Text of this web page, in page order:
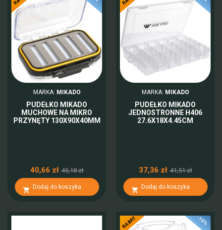
MARKA: MIKADO
PUDEŁKO MIKADO
MUCHOWE NA MIKRO
PRZYNĘTY 130X90X40MM
40,66 zł 45,18 zł
 Dodaj do koszyka
MARKA: MIKADO
PUDEŁKO MIKADO
JEDNOSTRONNE H406
27.6X18X4.45CM
37,36 zł 41,51 zł
 Dodaj do koszyka
-10%
RABAT